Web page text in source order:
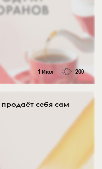
1 Июл 200
себя сам